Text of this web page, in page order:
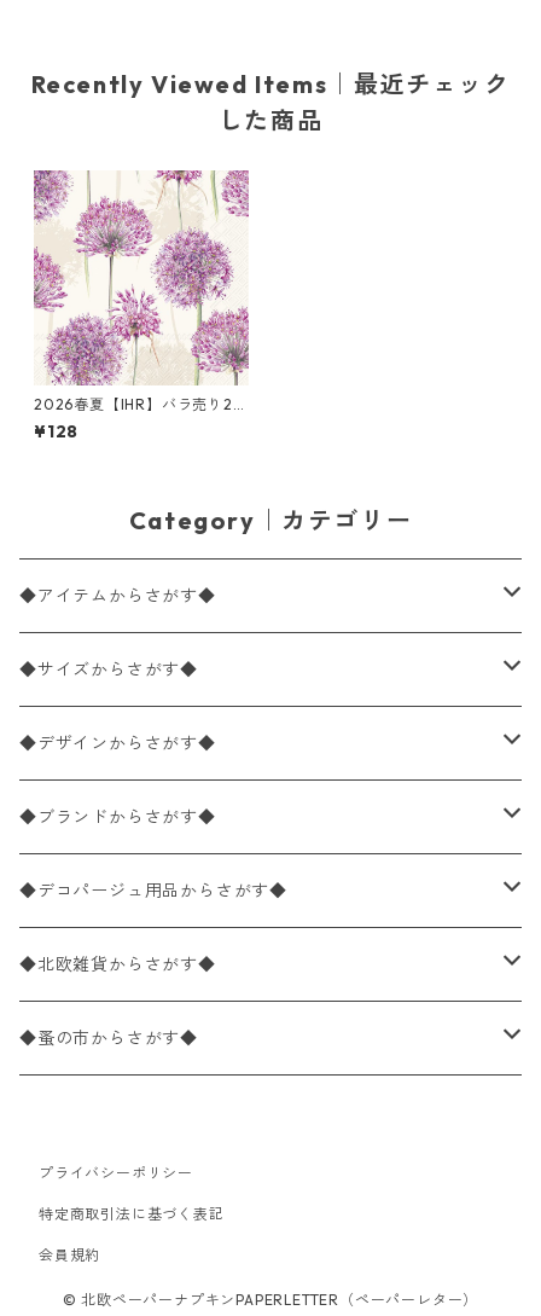
Recently Viewed Items｜最近チェック
した商品
2026春夏【IHR】バラ売り2枚
ランチサイズ ペーパーナプキ
ン ALLIUM クリーム
¥128
Category｜カテゴリー
◆アイテムからさがす◆
ペーパーナプキン2枚バラ売り
ペーパーナプキン1枚バラ売り
ペーパーナプキン20枚入りパック
ペーパーナプキン10枚入りパック
ライスペーパー
ペーパーリネンナプキン
ワックスペーパー
デコパージュ用品
◆サイズからさがす◆
33×33cm（ランチサイズ）
バラ売り
パック売り
25×25cm（カクテルサイズ）
バラ売り
パック売り
40×40cm（ディナーサイズ）
バラ売り
パック売り
21×21cm（ポケットサイズ）
バラ売り
33cm（ラウンド）
◆デザインからさがす◆
花柄
植物・グリーン柄
動物・鳥・昆虫・蝶柄
海・魚柄
食べ物・フルーツ・野菜・ドリンク柄
食器・カトラリー柄
◆ブランドからさがす◆
ドイツ製 IHR/イア
ランチサイズ
カクテルサイズ
ドイツ製 Ambiente/アンビエンテ
ランチサイズ
ドイツ製 Paperproducts Design
カクテルサイズ
ランチサイズ
カクテルサイズ
ドイツ製 ti-flair/ティーフレア
ランチサイズ
ドイツ製 PAW/パウ
◆デコパージュ用品からさがす◆
デコパージュ液
デコパージュ下地
デコパージュはさみ
3Dデコパージュ
◆北欧雑貨からさがす◆
シリコンモールド
トレイ
ポスター・カレンダー
◆蚤の市からさがす◆
北欧雑貨
デコパージュ用品
プライバシーポリシー
特定商取引法に基づく表記
会員規約
© 北欧ペーパーナプキンPAPERLETTER（ペーパーレター）